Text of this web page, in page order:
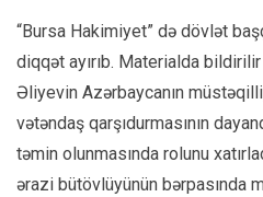
“Bursa Hakimiyet” də dövlət
diqqət ayırıb. Materialda
Əliyevin Azərbaycanın
vətəndaş qarşıdurmasının
təmin olunmasında rolunu
ərazi bütövlüyünün bərpasında